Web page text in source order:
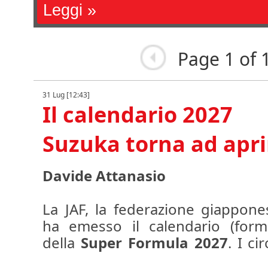
Leggi »
Page 1 of
31 Lug [12:43]
Il calendario 2027
Suzuka torna ad
Davide Attanasio
La JAF, la federazione
ha emesso il calendario
della Super Formula 2027. I